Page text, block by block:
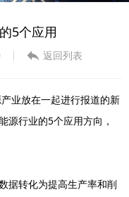
5个应用
| 返回列表
业放在一起进行报道的新
源行业的5个应用方向，
据转化为提高生产率和削